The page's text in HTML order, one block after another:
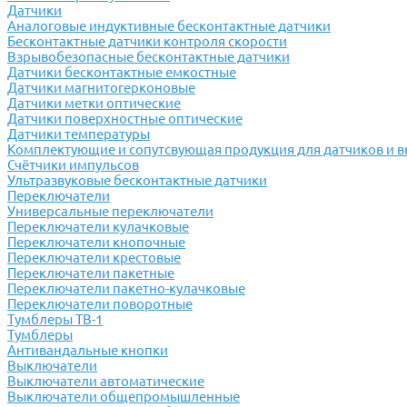
Датчики
Аналоговые индуктивные бесконтактные датчики
Бесконтактные датчики контроля скорости
Взрывобезопасные бесконтактные датчики
Датчики бесконтактные емкостные
Датчики магнитогерконовые
Датчики метки оптические
Датчики поверхностные оптические
Датчики температуры
Комплектующие и сопутсвующая продукция для датчиков и
Счётчики импульсов
Ультразвуковые бесконтактные датчики
Переключатели
Универсальные переключатели
Переключатели кулачковые
Переключатели кнопочные
Переключатели крестовые
Переключатели пакетные
Переключатели пакетно-кулачковые
Переключатели поворотные
Тумблеры ТВ-1
Тумблеры
Антивандальные кнопки
Выключатели
Выключатели автоматические
Выключатели общепромышленные